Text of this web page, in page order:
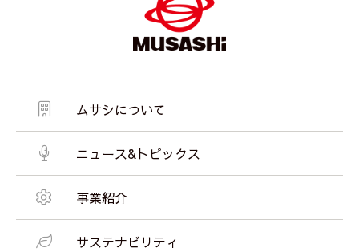
ムサシについて
ニュース&トピックス
事業紹介
サステナビリティ